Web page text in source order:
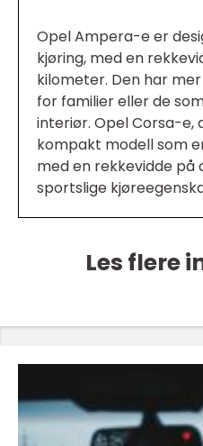
Opel Ampera-e er
kjøring, med en
kilometer. Den har
for familier eller de
interiør. Opel Corsa-e,
kompakt modell som
med en rekkevidde
sportslige
Les flere